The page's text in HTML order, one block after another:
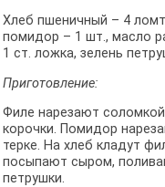
Хлеб пшеничный – 4
помидор – 1 шт., масло
1 ст. ложка, зелень
Приготовление:
Филе нарезают
корочки. Помидор
терке. На хлеб кладут
посыпают сыром,
петрушки.